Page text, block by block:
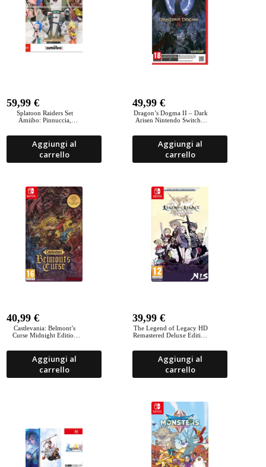
Splatoon Raiders Set
Amiibo: Pinnuccia,
59,99€
Aggiungi al
carrello
Dragon’s Dogma II – Dark
Arisen Nintendo Switch 2
49,99€
Aggiungi al
carrello
Castlevania: Belmont’s
Curse Midnight Edition
40,99€
Aggiungi al
carrello
The Legend of Legacy HD
Remastered Deluxe Edition
39,99€
Aggiungi al
carrello